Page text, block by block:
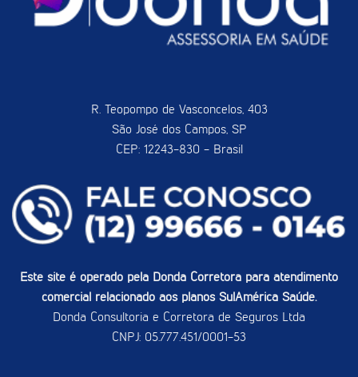
R. Teopompo de Vasconcelos, 403
São José dos Campos, SP
CEP: 12243-830 - Brasil
Este site é operado pela Donda Corretora para atendimento
comercial relacionado aos planos SulAmérica Saúde.
Donda Consultoria e Corretora de Seguros Ltda
CNPJ: 05.777.451/0001-53